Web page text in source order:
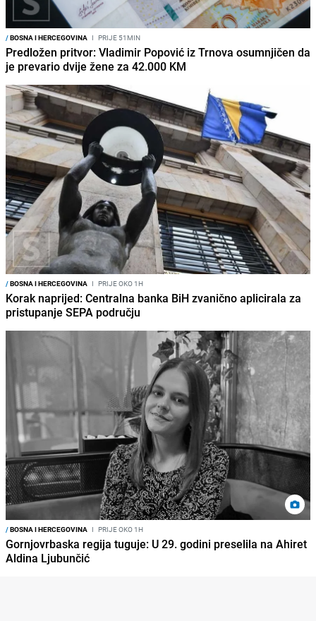
/BOSNA I HERCEGOVINA I PRIJE 51MIN
Predložen pritvor: Vladimir Popović iz Trnova osumnjičen da
je prevario dvije žene za 42.000 KM
/BOSNA I HERCEGOVINA I PRIJE OKO 1H
Korak naprijed: Centralna banka BiH zvanično aplicirala za
pristupanje SEPA području
/BOSNA I HERCEGOVINA I PRIJE OKO 1H
Gornjovrbaska regija tuguje: U 29. godini preselila na Ahiret
Aldina Ljubunčić